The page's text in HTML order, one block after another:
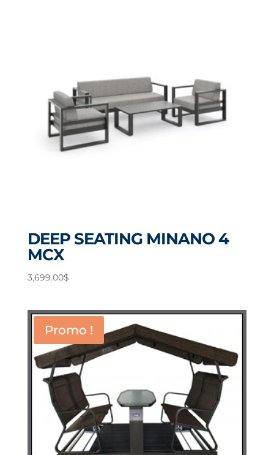
DEEP SEATING MINANO 4
MCX
3,699.00$
Promo !